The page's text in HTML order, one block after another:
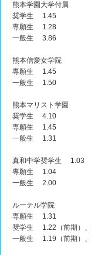
熊本学園大学付属
奨学生 1.45
専願生 1.28
一般生 3.86
熊本信愛女学院
専願生 1.45
一般生 1.50
熊本マリスト学園
奨学生 4.10
専願生 1.45
一般生 1.31
真和中学奨学生 1.03
専願生 1.04
一般生 2.00
ルーテル学院
専願生 1.31
奨学生 1.22（前期）、
一般生 1.19（前期）、